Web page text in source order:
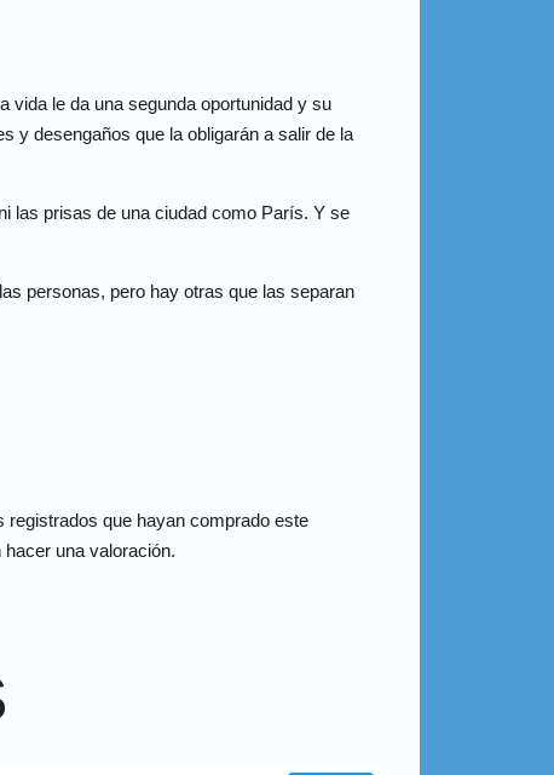
vida le da una segunda oportunidad y su
y desengaños que la obligarán a salir de la
las prisas de una ciudad como París. Y se
personas, pero hay otras que las separan
registrados que hayan comprado este
hacer una valoración.